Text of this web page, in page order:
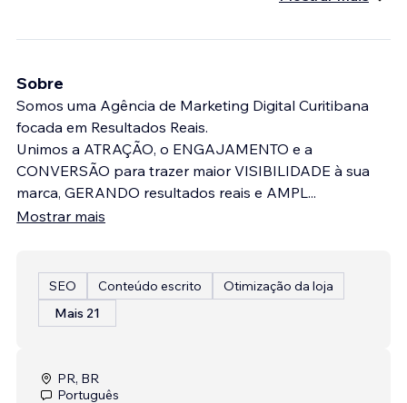
Sobre
Somos uma Agência de Marketing Digital Curitibana
focada em Resultados Reais.
​Unimos a ATRAÇÃO, o ENGAJAMENTO e a
CONVERSÃO para trazer maior VISIBILIDADE à sua
marca, GERANDO resultados reais e AMPL ...
Mostrar mais
SEO Conteúdo escrito
Otimização da loja
Mais 21
PR, BR
Português